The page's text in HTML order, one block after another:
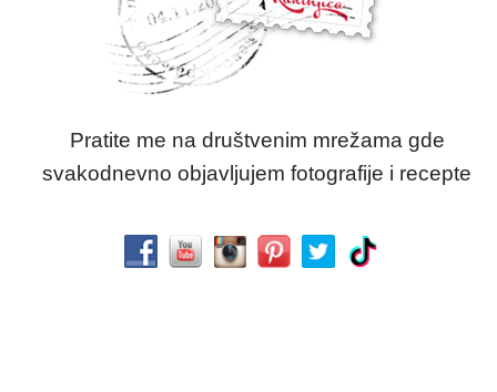
Pratite me na društvenim mrežama gde
svakodnevno objavljujem fotografije i recepte